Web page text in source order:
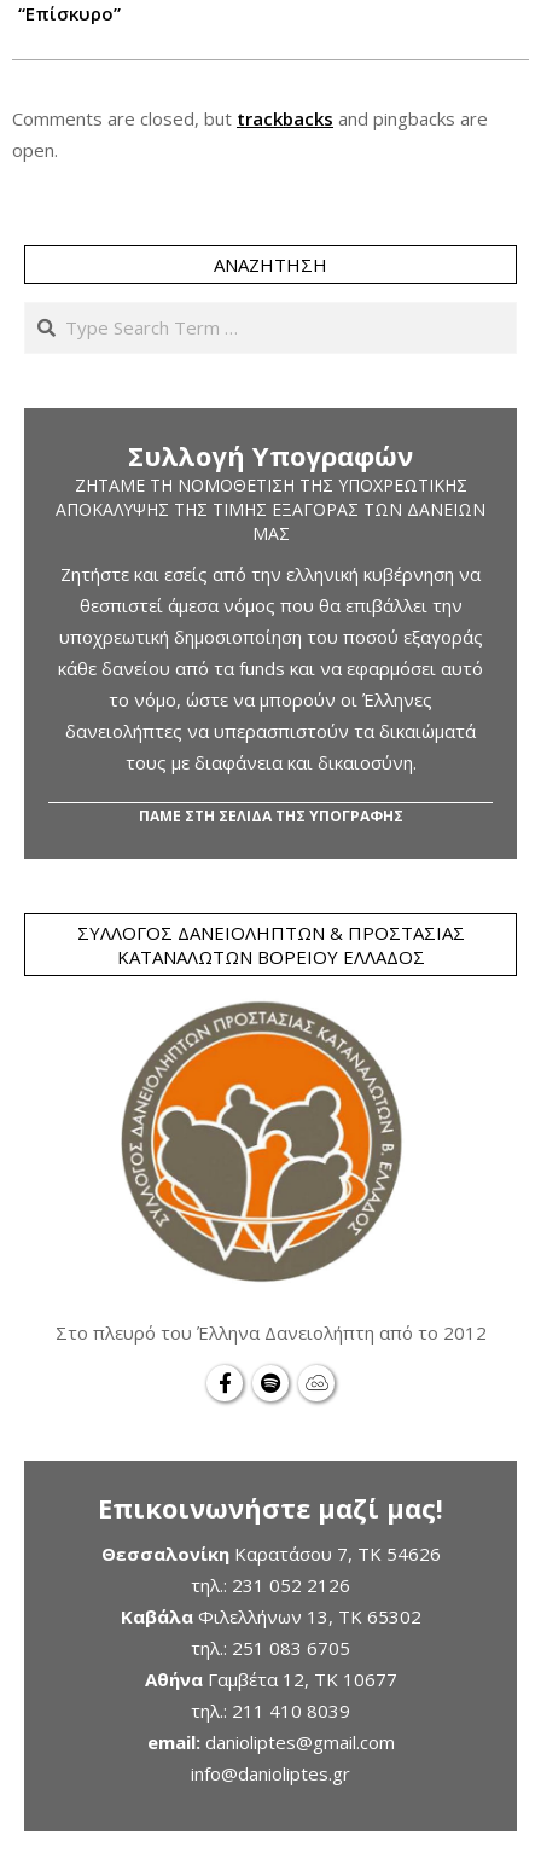
“Επίσκυρο”
Comments are closed, but trackbacks and pingbacks are
open.
ΑΝΑΖΉΤΗΣΗ
Search
Συλλογή Υπογραφών
ΖΗΤΆΜΕ ΤΗ ΝΟΜΟΘΈΤΙΣΗ ΤΗΣ ΥΠΟΧΡΕΩΤΙΚΉΣ
ΑΠΟΚΆΛΥΨΗΣ ΤΗΣ ΤΙΜΉΣ ΕΞΑΓΟΡΆΣ ΤΩΝ ΔΑΝΕΊΩΝ
ΜΑΣ
Ζητήστε και εσείς από την ελληνική κυβέρνηση να
θεσπιστεί άμεσα νόμος που θα επιβάλλει την
υποχρεωτική δημοσιοποίηση του ποσού εξαγοράς
κάθε δανείου από τα funds και να εφαρμόσει αυτό
το νόμο, ώστε να μπορούν οι Έλληνες
δανειολήπτες να υπερασπιστούν τα δικαιώματά
τους με διαφάνεια και δικαιοσύνη.
ΠΑΜΕ ΣΤΗ ΣΕΛΙΔΑ ΤΗΣ ΥΠΟΓΡΑΦΗΣ
ΣΎΛΛΟΓΟΣ ΔΑΝΕΙΟΛΗΠΤΏΝ & ΠΡΟΣΤΑΣΊΑΣ
ΚΑΤΑΝΑΛΩΤΏΝ ΒΟΡΕΊΟΥ ΕΛΛΆΔΟΣ
Στο πλευρό του Έλληνα Δανειολήπτη από το 2012
Επικοινωνήστε μαζί μας!
ΘεσσαλονίκηΚαρατάσου 7, TK 54626
τηλ.: 231 052 2126
ΚαβάλαΦιλελλήνων 13, ΤΚ 65302
τηλ.: 251 083 6705
ΑθήναΓαμβέτα 12, ΤΚ 10677
τηλ.: 211 410 8039
email: danioliptes@gmail.com
info@danioliptes.gr